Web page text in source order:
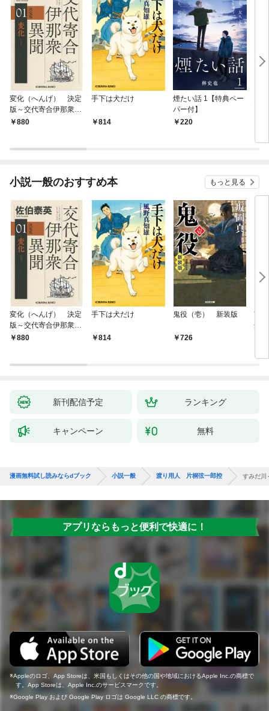
変化（へんげ） 決定
版～交代寄合伊那衆異
聞（1）～
880
手下は犬だけ
814
煙たい話 1【特典ペー
パー付】
220
小説一般のおすすめ本 もっと見る
変化（へんげ） 決定
版～交代寄合伊那衆異
聞（1）～
880
手下は犬だけ
814
鬼役（壱） 新装版
726
南
舟
新刊配信予定 ランキング
キャンペーン 無料
漫画無料試し読みならdブック 小説一般 渡り用人 片桐弦一郎控 すみだ川
アプリならもっと便利で快適に！
Appleのロゴ、App Storeは、米国もしくはその他の国や地域におけるApple Inc.の商標で
す。App Storeは、Apple Inc.のサービスマークです。
Google Play および Google Play ロゴは Google LLC の商標です。